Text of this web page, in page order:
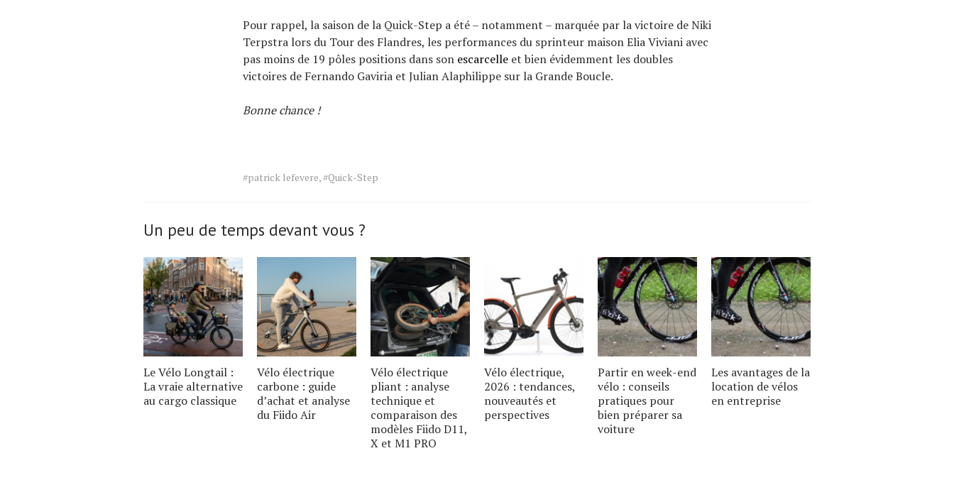
Pour rappel, la saison de la Quick-Step a été – notamment – marquée par la victoire de Niki
Terpstra lors du Tour des Flandres, les performances du sprinteur maison Elia Viviani avec
pas moins de 19 pôles positions dans son escarcelle et bien évidemment les doubles
victoires de Fernando Gaviria et Julian Alaphilippe sur la Grande Boucle.
Bonne chance !
Tags
#patrick lefevere,#Quick-Step
Un peu de temps devant vous ?
Le Vélo Longtail :
La vraie alternative
au cargo classique
Vélo électrique
carbone : guide
d’achat et analyse
du Fiido Air
Vélo électrique
pliant : analyse
technique et
comparaison des
modèles Fiido D11,
X et M1 PRO
Vélo électrique,
2026 : tendances,
nouveautés et
perspectives
Partir en week-end
vélo : conseils
pratiques pour
bien préparer sa
voiture
Les avantages de la
location de vélos
en entreprise